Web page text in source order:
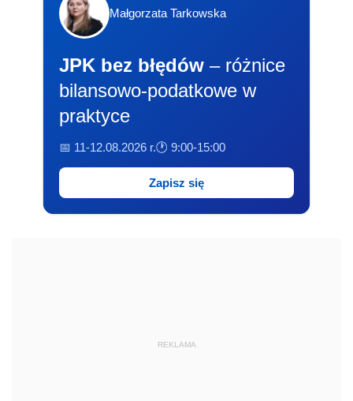
Małgorzata Tarkowska
JPK bez błędów – różnice
bilansowo-podatkowe w
praktyce
📅 11-12.08.2026 r.🕐 9:00-15:00
Zapisz się
REKLAMA